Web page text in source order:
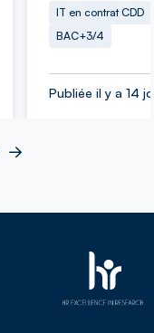
IT en contrat CDD
BAC+3/4
Publiée il y a 14